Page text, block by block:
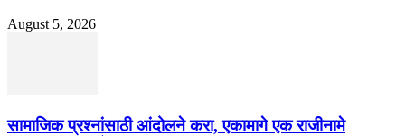
August 5, 2026
सामाजिक प्रश्नांसाठी आंदोलने करा, एकामागे एक राजीनामे